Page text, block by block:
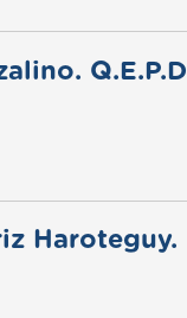
Q.E.P.D
Haroteguy.